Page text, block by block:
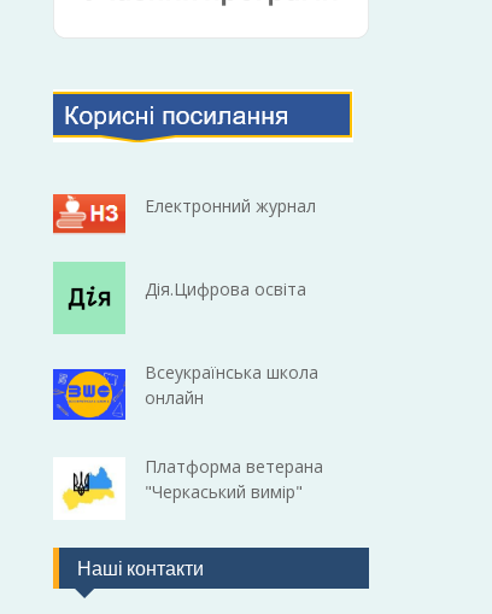
Електронний журнал
Дія.Цифрова освіта
Всеукраїнська школа
онлайн
Платформа ветерана
"Черкаський вимір"
Наші контакти